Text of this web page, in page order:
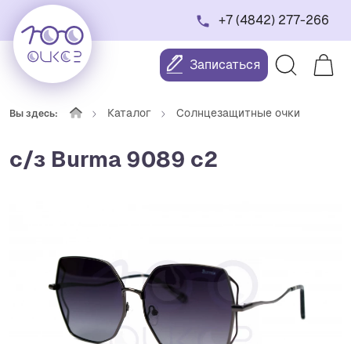
+7 (4842) 277-266
Записаться
Вы здесь: Каталог Солнцезащитные очки
с/з Burma 9089 c2